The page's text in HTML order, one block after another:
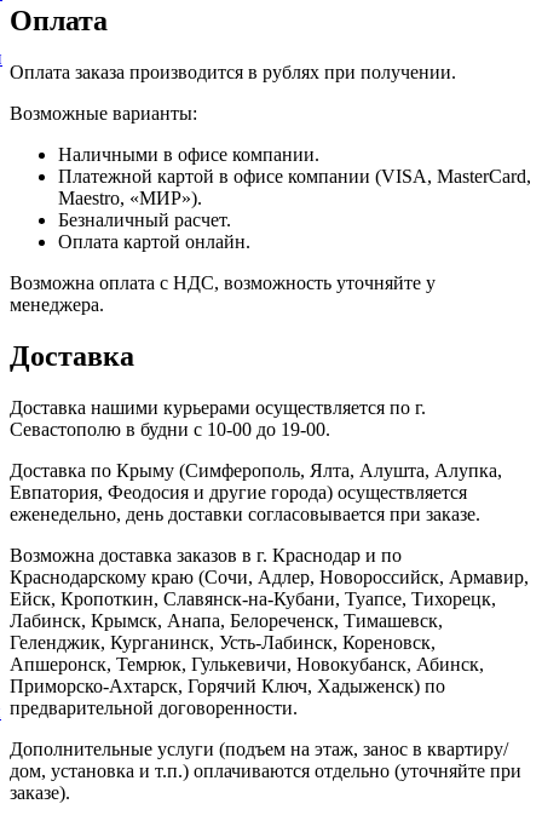
Оплата
Оплата заказа производится в рублях при получении.
Возможные варианты:
Наличными в офисе компании.
Платежной картой в офисе компании (VISA, MasterCard,
Maestro, «МИР»).
Безналичный расчет.
Оплата картой онлайн.
Возможна оплата с НДС, возможность уточняйте у
менеджера.
Доставка
Доставка нашими курьерами осуществляется по г.
Севастополю в будни с 10-00 до 19-00.
Доставка по Крыму (Симферополь, Ялта, Алушта, Алупка,
Евпатория, Феодосия и другие города) осуществляется
еженедельно, день доставки согласовывается при заказе.
Возможна доставка заказов в г. Краснодар и по
Краснодарскому краю (Сочи, Адлер, Новороссийск, Армавир,
Ейск, Кропоткин, Славянск-на-Кубани, Туапсе, Тихорецк,
Лабинск, Крымск, Анапа, Белореченск, Тимашевск,
Геленджик, Курганинск, Усть-Лабинск, Кореновск,
Апшеронск, Темрюк, Гулькевичи, Новокубанск, Абинск,
Приморско-Ахтарск, Горячий Ключ, Хадыженск) по
предварительной договоренности.
Дополнительные услуги (подъем на этаж, занос в квартиру/
дом, установка и т.п.) оплачиваются отдельно (уточняйте при
заказе).